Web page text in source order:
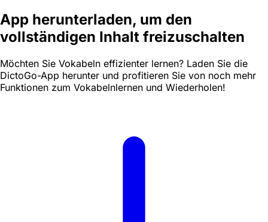
App herunterladen, um den
vollständigen Inhalt freizuschalten
Möchten Sie Vokabeln effizienter lernen? Laden Sie die
DictoGo-App herunter und profitieren Sie von noch mehr
Funktionen zum Vokabelnlernen und Wiederholen!